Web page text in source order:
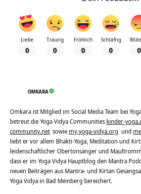
Liebe
0
Traurig
0
Fröhlich
0
Schläfrig
0 0
OMKARA
Omkara ist Mitglied im Social Media Team bei
betreut die Yoga Vidya Communities kinder-
community.net sowie my.yoga-vidya.org und
liebt er vor allem Bhakti-Yoga, Meditation und
leidenschaftlicher Obertonsänger und
dass er im Yoga Vidya Hauptblog den Mantra
neuen Beiträgen aus Mantra- und Kirtan
Yoga Vidya in Bad Meinberg bereichert.